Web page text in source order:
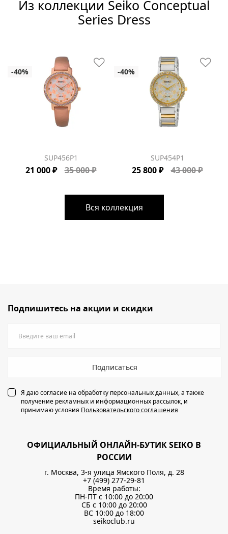
Из коллекции Seiko Conceptual
Series Dress
SUP456P1
21 000 ₽ 35 000 ₽
SUP454P1
25 800 ₽ 43 000 ₽
Вся коллекция
Подпишитесь на акции и скидки
Подписаться
Я даю согласие на обработку персональных данных, а также
получение рекламных и информационных рассылок, и
принимаю условия Пользовательского соглашения
ОФИЦИАЛЬНЫЙ ОНЛАЙН-БУТИК SEIKO В
РОССИИ
г. Москва, 3-я улица Ямского Поля, д. 28
+7 (499) 277-29-81
Время работы:
ПН-ПТ с 10:00 до 20:00
СБ с 10:00 до 20:00
ВС 10:00 до 18:00
seikoclub.ru